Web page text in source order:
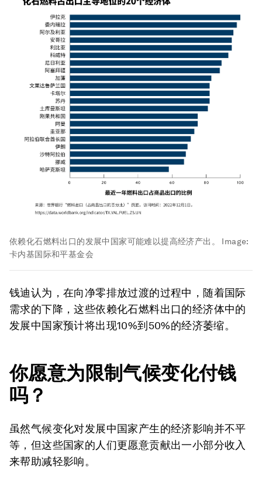
依赖化石燃料出口的发展中国家可能难以提高经济产出。
Image:
卡内基国际和平基金会
钱迪认为，在向净零排放过渡的过程中，随着国际
需求的下降，这些依赖化石燃料出口的经济体中的
发展中国家预计将出现10%到50%的经济萎缩。
你愿意为限制气候变化付钱
吗？
虽然气候变化对发展中国家产生的经济影响并不平
等，但这些国家的人们更愿意贡献出一小部分收入
来帮助减轻影响。